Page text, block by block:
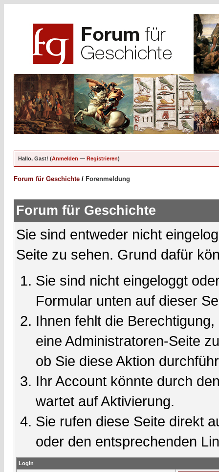
Hallo, Gast! (Anmelden — Registrieren)
Forum für Geschichte / Forenmeldung
Forum für Geschichte
Sie sind entweder nicht
Seite zu sehen. Grund dafür
Sie sind nicht eingeloggt
Formular unten auf dieser
Ihnen fehlt die
eine Administratoren-Seite
ob Sie diese Aktion
Ihr Account könnte durch
wartet auf Aktivierung.
Sie rufen diese Seite direkt
oder den entsprechenden
Login